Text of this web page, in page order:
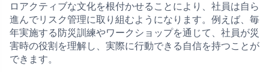
ロアクティブな文化を根付かせることにより、社員は自ら
進んでリスク管理に取り組むようになります。例えば、毎
年実施する防災訓練やワークショップを通じて、社員が災
害時の役割を理解し、実際に行動できる自信を持つことが
できます。